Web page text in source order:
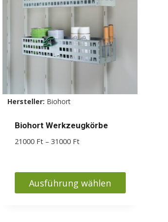
Hersteller: Biohort
Biohort Werkzeugkörbe
21000 Ft – 31000 FtPreisspanne:
31000 Ft
Ausführung wählen